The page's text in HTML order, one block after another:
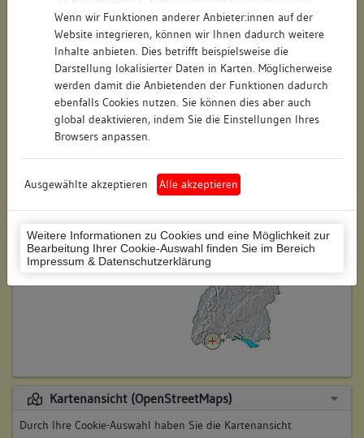
Wenn wir Funktionen anderer Anbieter:innen auf der
Website integrieren, können wir Ihnen dadurch weitere
Inhalte anbieten. Dies betrifft beispielsweise die
Darstellung lokalisierter Daten in Karten. Möglicherweise
werden damit die Anbietenden der Funktionen dadurch
ebenfalls Cookies nutzen. Sie können dies aber auch
global deaktivieren, indem Sie die Einstellungen Ihres
Browsers anpassen.
Ausgewählte akzeptieren Alle akzeptieren
Weitere Informationen zu Cookies und eine Möglichkeit zur
Bearbeitung Ihrer Cookie-Auswahl finden Sie im Bereich
Impressum & Datenschutzerklärung
Stadt-Teilort: Waldshut
Regierungsbezirk: Freiburg
Waldshut (Landkreis)
Wohnplatzschlüssel: 8337126038
Flurstücknummer: keine
Historischer Straßenname: keiner
Lage des Wohnplatzes:
Kartenansicht (OpenStreetMaps)
Durch Ihre Cookie-Auswahl haben Sie die Kartenansicht